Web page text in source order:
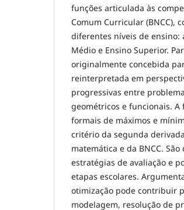
funções articulada às
Comum Curricular (BNCC),
diferentes níveis de ensino:
Médio e Ensino Superior.
originalmente concebida
reinterpretada em
progressivas entre
geométricos e funcionais.
formais de máximos e
critério da segunda
matemática e da BNCC.
estratégias de avaliação e
etapas escolares.
otimização pode contribuir
modelagem, resolução de